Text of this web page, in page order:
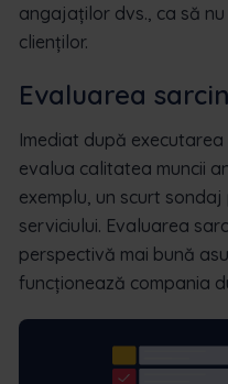
angajaților dvs., ca să
clienților.
Evaluarea
Imediat după executarea
evalua calitatea muncii
exemplu, un scurt
serviciului. Evaluarea
perspectivă mai bună
funcționează compania